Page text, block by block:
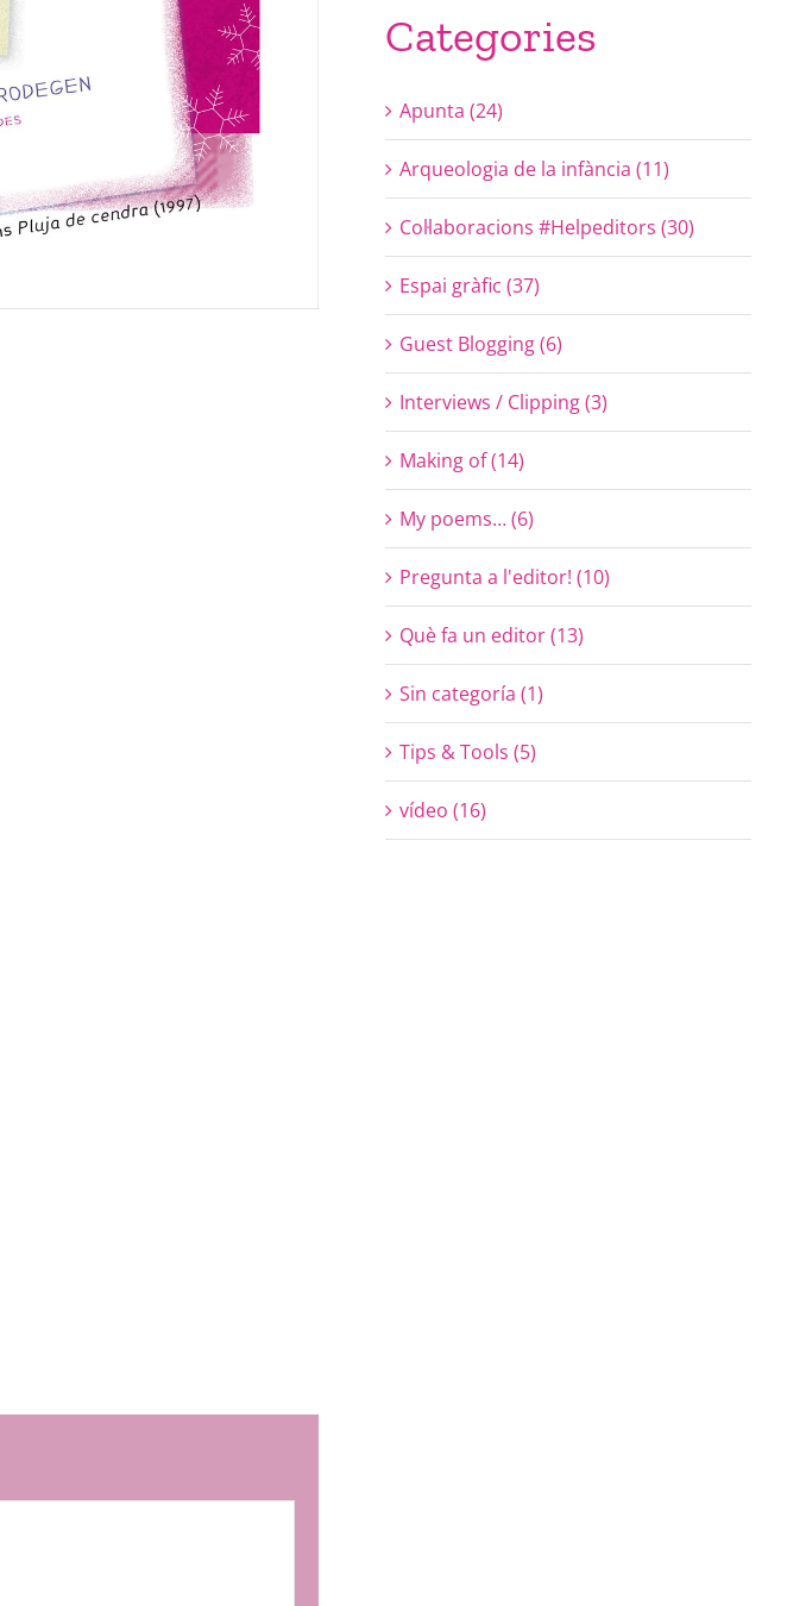
Categories
Apunta (24)
Arqueologia de la infància (11)
Col·laboracions #Helpeditors (30)
Espai gràfic (37)
Guest Blogging (6)
Interviews / Clipping (3)
Making of (14)
My poems… (6)
Pregunta a l'editor! (10)
Què fa un editor (13)
Sin categoría (1)
Tips & Tools (5)
vídeo (16)